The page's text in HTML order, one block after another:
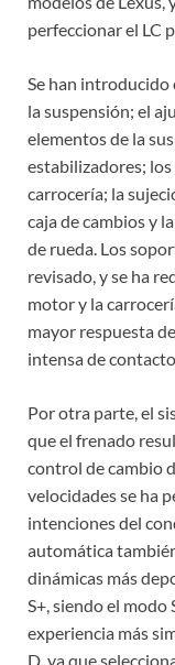
perfeccionar el LC
Se han introducido
la suspensión; el
elementos de la
estabilizadores;
carrocería; la
caja de cambios y
de rueda. Los
revisado, y se ha
motor y la
mayor respuesta
intensa de
Por otra parte, el
que el frenado
control de cambio
velocidades se ha
intenciones del
automática
dinámicas más
S+, siendo el modo
experiencia más
D, ya que